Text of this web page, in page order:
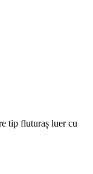
tip fluturaș luer cu